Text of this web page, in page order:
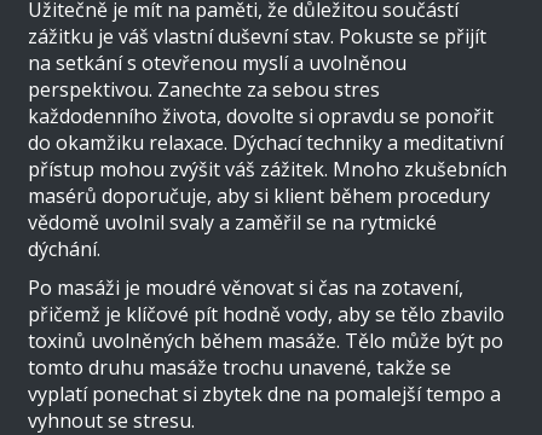
Užitečně je mít na paměti, že důležitou součástí
zážitku je váš vlastní duševní stav. Pokuste se přijít
na setkání s otevřenou myslí a uvolněnou
perspektivou. Zanechte za sebou stres
každodenního života, dovolte si opravdu se ponořit
do okamžiku relaxace. Dýchací techniky a meditativní
přístup mohou zvýšit váš zážitek. Mnoho zkušebních
masérů doporučuje, aby si klient během procedury
vědomě uvolnil svaly a zaměřil se na rytmické
dýchání.
Po masáži je moudré věnovat si čas na zotavení,
přičemž je klíčové pít hodně vody, aby se tělo zbavilo
toxinů uvolněných během masáže. Tělo může být po
tomto druhu masáže trochu unavené, takže se
vyplatí ponechat si zbytek dne na pomalejší tempo a
vyhnout se stresu.